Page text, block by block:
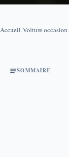
Accueil Voiture occasion
SOMMAIRE